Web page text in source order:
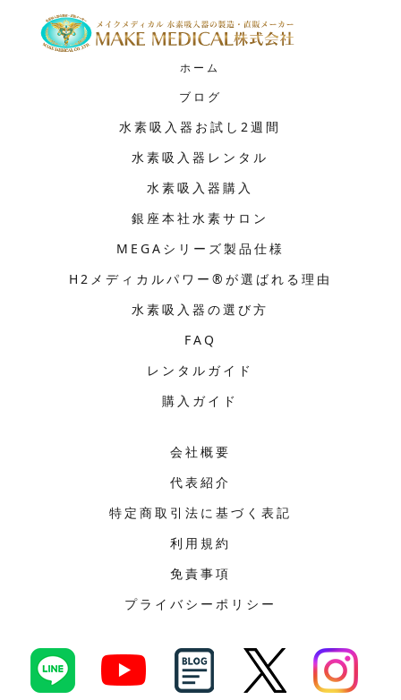
ホーム
ブログ
水素吸入器お試し2週間
水素吸入器レンタル
水素吸入器購入
銀座本社水素サロン
MEGAシリーズ製品仕様
H2メディカルパワー®が選ばれる理由
水素吸入器の選び方
FAQ
レンタルガイド
購入ガイド
会社概要
代表紹介
特定商取引法に基づく表記
利用規約
免責事項
プライバシーポリシー